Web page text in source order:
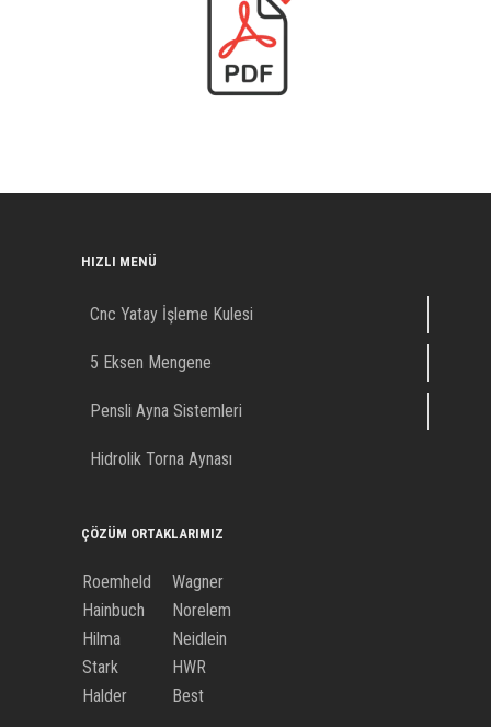
HIZLI MENÜ
Cnc Yatay İşleme Kulesi
5 Eksen Mengene
Pensli Ayna Sistemleri
Hidrolik Torna Aynası
ÇÖZÜM ORTAKLARIMIZ
Roemheld
Wagner
Hainbuch
Norelem
Hilma
Neidlein
Stark
HWR
Halder
Best